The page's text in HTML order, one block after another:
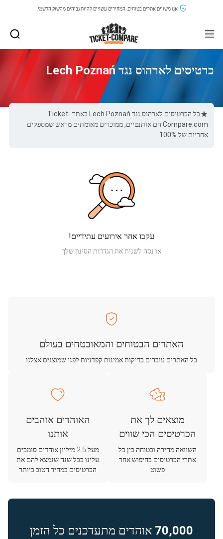
אנו משווים אתרים בטוחים, המחירים עשויים להיות גבוהים מהשוק הרשמי.
כרטיסים לארהוס נגד Lech Poznań
כל הכרטיסים לארהוס נגד Lech Poznań באתר Ticket-
Compare.com הם אותנטיים, ממוכרים מאומתים מראש שמספקים
אחריות של 100%.
עקבו אחר אירועים עתידיים!
או נסה לשנות את הגדרות הסינון שלך
האתרים הבטוחים והמאובטחים בעולם
כל האתרים עוברים בדיקות אמינות קפדניות לפני שמוצגים אצלנו
מוצאים לך את
הכרטיסים הכי שווים
השוואה מהירה ובטוחה בין כל
אתרי הכרטיסים בחיפוש אחד
פשוט
האוהדים אוהבים
אותנו
מעל 2.5 מיליון אוהדים סומכים
עלינו בכל שנה שנמצא להם את
הכרטיסים במחיר הטוב ביותר
70,000 אוהדים מתעדכנים כל הזמן